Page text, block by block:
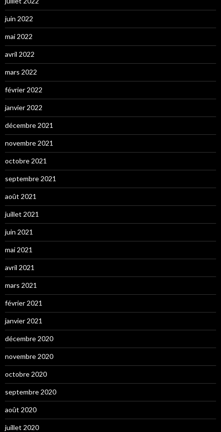
juin 2022
mai 2022
avril 2022
mars 2022
février 2022
janvier 2022
décembre 2021
novembre 2021
octobre 2021
septembre 2021
août 2021
juillet 2021
juin 2021
mai 2021
avril 2021
mars 2021
février 2021
janvier 2021
décembre 2020
novembre 2020
octobre 2020
septembre 2020
août 2020
juillet 2020